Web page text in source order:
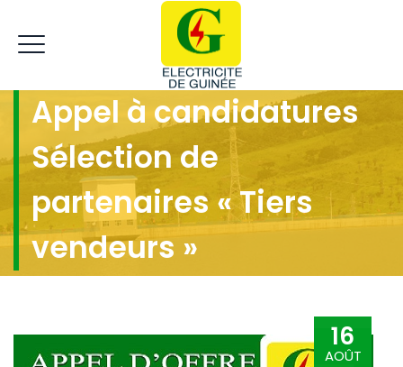
Appel à candidatures
Sélection de
partenaires « Tiers
vendeurs »
16
AOÛT